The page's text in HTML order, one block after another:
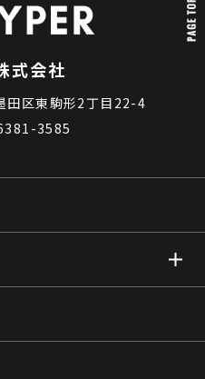
式会社
区東駒形2丁目22-4
3585